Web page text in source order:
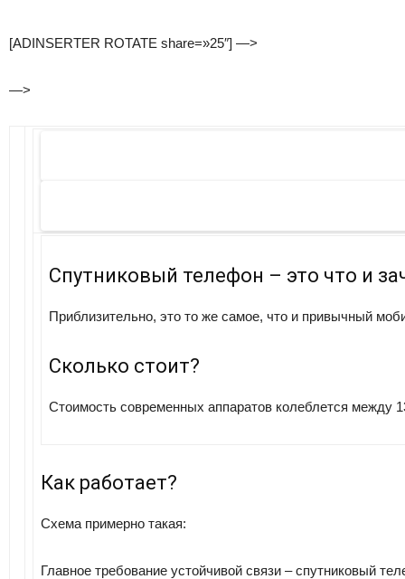
[ADINSERTER ROTATE share=»25″] —>
—>
Спутниковый телефон – это что и
Приблизительно, это то же самое, что и привычный
Сколько стоит?
Стоимость современных аппаратов колеблется между
Как работает?
Схема примерно такая:
Главное требование устойчивой связи – спутниковый